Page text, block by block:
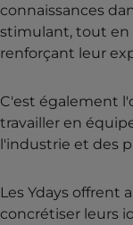
connaissances
stimulant, tout en
renforçant leur
C'est également
travailler en
l'industrie et des
Les Ydays offrent
concrétiser leurs